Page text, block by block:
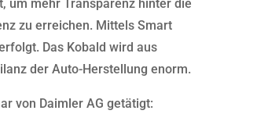
um mehr Transparenz hinter die
zu erreichen. Mittels Smart
Das Kobald wird aus
der Auto-Herstellung enorm.
von Daimler AG getätigt: